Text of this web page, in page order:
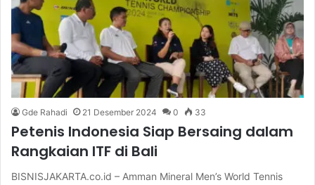
Gde Rahadi 21 Desember 2024 0 33
Petenis Indonesia Siap Bersaing dalam
Rangkaian ITF di Bali
BISNISJAKARTA.co.id – Amman Mineral Men’s World Tennis